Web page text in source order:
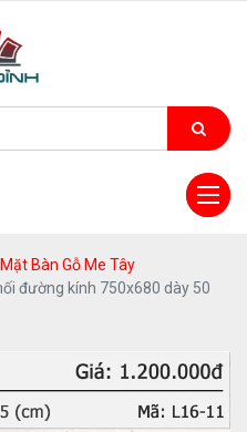
Mặt Bàn Gỗ Me Tây
đường kính 750x680 dày 50